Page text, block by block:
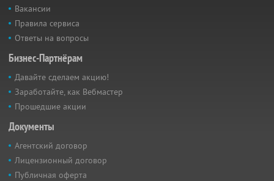
Вакансии
Правила сервиса
Ответы на вопросы
Бизнес-Партнёрам
Давайте сделаем акцию!
Заработайте, как Вебмастер
Прошедшие акции
Документы
Агентский договор
Лицензионный договор
Публичная оферта